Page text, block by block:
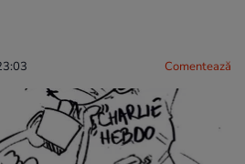
Comentează